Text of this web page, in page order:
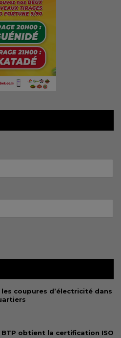
les coupures d’électricité dans
BTP obtient la certification ISO